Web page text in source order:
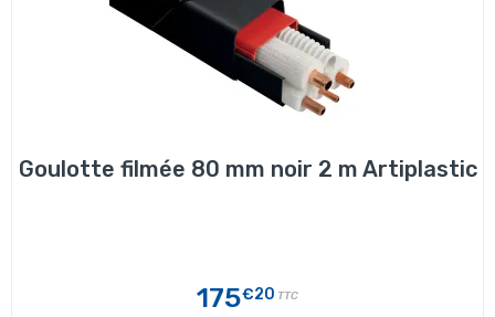
Goulotte filmée 80 mm noir 2 m Artiplastic
175€20 TTC